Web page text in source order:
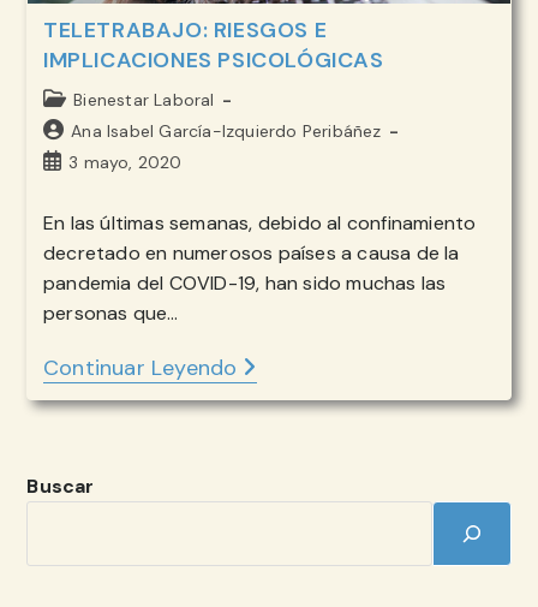
TELETRABAJO: RIESGOS E
IMPLICACIONES PSICOLÓGICAS
Categoría
de
la
entrada:
Bienestar Laboral
Autor
de
Ana Isabel García-Izquierdo Peribáñez
Publicación
entrada:
3 mayo, 2020
En las últimas semanas, debido al confinamiento
decretado en numerosos países a causa de la
pandemia del COVID-19, han sido muchas las
personas que…
Continuar Leyendo TELETRABAJO:
RIESGOS
E
Buscar